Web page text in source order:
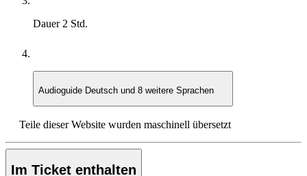
Dauer2 Std.
Audioguide Deutsch und 8 weitere Sprachen
Teile dieser Website wurden maschinell übersetzt
Im Ticket enthalten